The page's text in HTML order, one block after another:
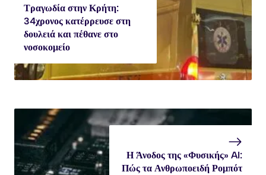
Τραγωδία στην Κρήτη:
34χρονος κατέρρευσε στη
δουλειά και πέθανε στο
νοσοκομείο
Η Άνοδος της «Φυσικής» AI:
Πώς τα Ανθρωποειδή Ρομπότ